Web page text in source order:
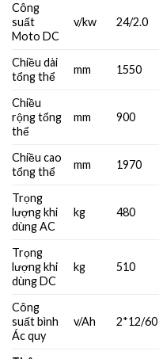
Công
suất
Moto DC
v/kw 24/2.0
Chiều dài
tổng thể
mm 1550
Chiều
rộng tổng
thể
mm 900
Chiều cao
tổng thể
mm 1970
Trọng
lượng khi
dùng AC
kg 480
Trọng
lượng khi
dùng DC
kg 510
Công
suất bình
Ác quy
v/Ah 2*12/60